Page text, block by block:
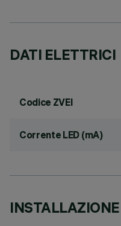
DATI ELETTRICI
Codice ZVEI
Corrente LED (mA)
INSTALLAZIONE